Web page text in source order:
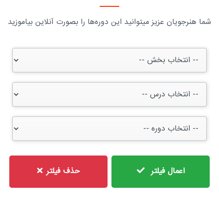
شما هنرجویان عزیز میتوانید این دوره‌ها را بصورت آنلاین بیاموزید
اعمال فیلتر حذف فیلتر